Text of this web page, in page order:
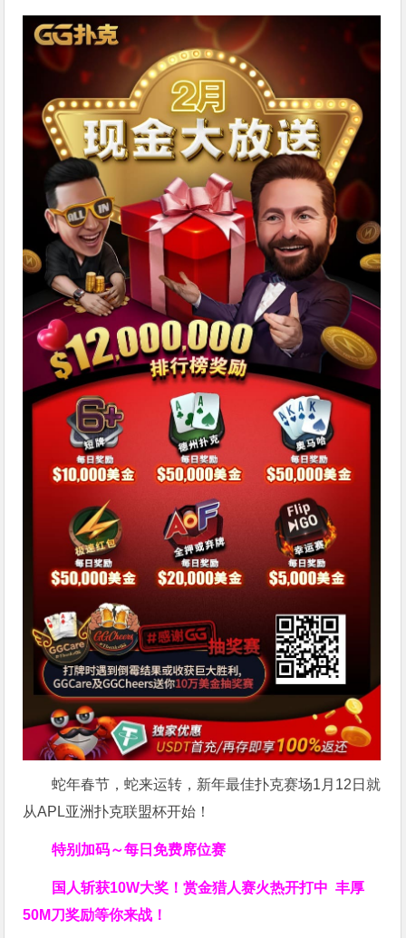
蛇年春节，蛇来运转，新年最佳扑克赛场1月12日就
从APL亚洲扑克联盟杯开始！
特别加码～每日免费席位赛
国人斩获10W大奖！赏金猎人赛火热开打中 丰厚
50M刀奖励等你来战！